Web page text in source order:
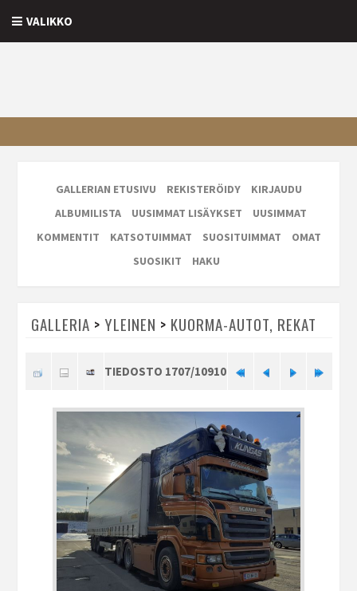
VALIKKO
GALLERIAN ETUSIVU REKISTERÖIDY
KIRJAUDU
ALBUMILISTA
UUSIMMAT LISÄYKSET
UUSIMMAT
KOMMENTIT
KATSOTUIMMAT SUOSITUIMMAT
OMAT
SUOSIKIT
HAKU
GALLERIA > YLEINEN > KUORMA-AUTOT, REKAT
TIEDOSTO 1707/10910